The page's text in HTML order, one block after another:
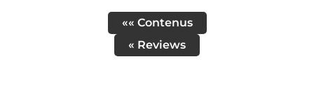
«« Contenus
« Reviews